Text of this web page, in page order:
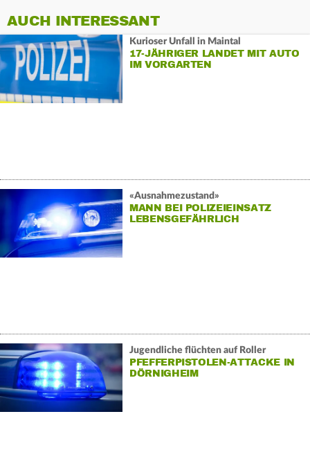
AUCH INTERESSANT
Kurioser Unfall in Maintal
17-JÄHRIGER LANDET MIT AUTO
IM VORGARTEN
«Ausnahmezustand»
MANN BEI POLIZEIEINSATZ
LEBENSGEFÄHRLICH
Jugendliche flüchten auf Roller
PFEFFERPISTOLEN-ATTACKE IN
DÖRNIGHEIM